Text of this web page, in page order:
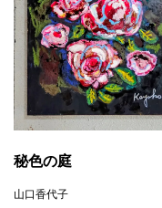
秘色の庭
山口香代子